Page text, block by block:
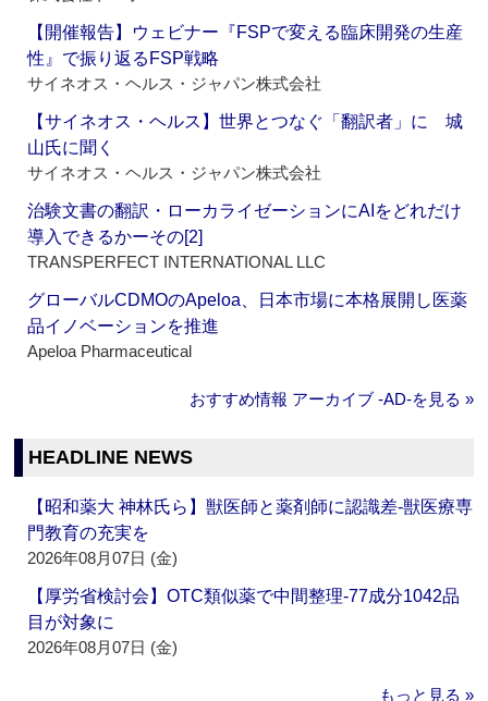
【開催報告】ウェビナー『FSPで変える臨床開発の生産
性』で振り返るFSP戦略
サイネオス・ヘルス・ジャパン株式会社
【サイネオス・ヘルス】世界とつなぐ「翻訳者」に 城
山氏に聞く
サイネオス・ヘルス・ジャパン株式会社
治験文書の翻訳・ローカライゼーションにAIをどれだけ
導入できるかーその[2]
TRANSPERFECT INTERNATIONAL LLC
グローバルCDMOのApeloa、日本市場に本格展開し医薬
品イノベーションを推進
Apeloa Pharmaceutical
おすすめ情報 アーカイブ ‐AD‐を見る »
HEADLINE NEWS
【昭和薬大 神林氏ら】獣医師と薬剤師に認識差‐獣医療専
門教育の充実を
2026年08月07日 (金)
【厚労省検討会】OTC類似薬で中間整理‐77成分1042品
目が対象に
2026年08月07日 (金)
もっと見る »